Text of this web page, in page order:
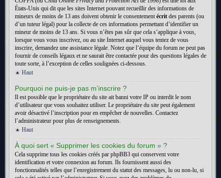
États-Unis qui dit que les sites Internet pouvant recueillir des informations de
mineurs de moins de 13 ans doivent obtenir le consentementécrit des parents (ou
d’un tuteur légal) pour la collecte de ces informations permettant d’identifier un
mineur de moins de 13 ans. Si vous n’êtes pas sûr que cela s’applique à vous,
lorsque vous vous inscrivez, ou au site Internet auquel vous tentez de vous
inscrire, demandez une assistance légale. Notez que l’équipe du forum ne peut pas
fournir de conseils légaux et ne saurait être contactée pour des questions légales de
toute sorte, à l’exception de celles soulignées ci-dessous.
Haut
Pourquoi ne puis-je pas m’inscrire ?
Il est possible que le propriétaire du site ait banni votre IP ou interdit le nom
d’utilisateur que vous souhaitez utiliser. Le propriétaire du site peut également
avoir désactivé l’inscription pour en empêcher de nouvelles. Contactez
l’administrateur pour plus de renseignements.
Haut
À quoi sert « Supprimer les cookies du forum » ?
Cela supprime tous les cookies créés par phpBB3 qui conservent votre
identification et votre connexion au forum. Ils fournissent aussi des
fonctionnalités telles que l’enregistrement du statut des messages, lu ou non-lu, si